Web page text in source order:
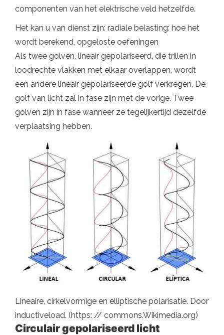
componenten van het elektrische veld hetzelfde.
Het kan u van dienst zijn: radiale belasting: hoe het
wordt berekend, opgeloste oefeningen
Als twee golven, lineair gepolariseerd, die trillen in
loodrechte vlakken met elkaar overlappen, wordt
een andere lineair gepolariseerde golf verkregen. De
golf van licht zal in fase zijn met de vorige. Twee
golven zijn in fase wanneer ze tegelijkertijd dezelfde
verplaatsing hebben.
Lineaire, cirkelvormige en elliptische polarisatie. Door
inductiveload. (https: // commons.Wikimedia.org)
Circulair gepolariseerd licht